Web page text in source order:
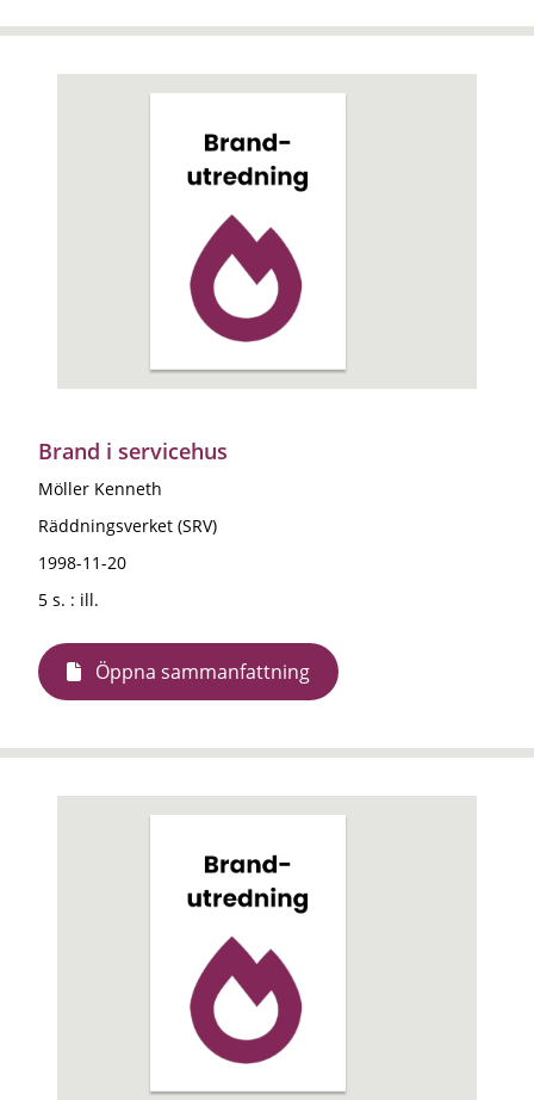
Brand i servicehus
Möller Kenneth
Räddningsverket (SRV)
1998-11-20
5 s. : ill.
Öppna sammanfattning